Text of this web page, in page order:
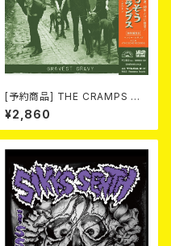
[予約商品] THE CRAMPS ザ・
クランプス / Gravest Gravy
（墓場のごちそう）(CD) 2026.8
月下旬
¥2,860